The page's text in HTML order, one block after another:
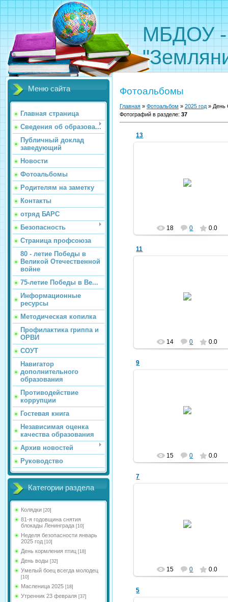
МБДОУ -
Меню сайта
Главная страница
Сведения об образова...
Публичный доклад
заведующий
Новости
Фотоальбомы
Родителям на заметку
Контакты
отряд БАРС
Безопасность
Страница профсоюза
80 - летие Победы в
Великой Отечественной
войне
75-летие Победы в Ве...
Информационные
ресурсы
Методическая копилка
Профилактика гриппа и
ОРВИ
СОУТ
Навигатор
дополнительного
образования
Противодействие
коррупции
Гостевая книга
Независимая оценка
качества образования
Архив новостей
Руководство
Категории раздела
Колядки [20]
81-я годовщина снятия
блокады Ленинграда [10]
Неделя безопасности январь
2025 год [10]
День кормления птиц [18]
День воды [32]
Умелый боец всегда молодец
[10]
Масленица 2025 [18]
Утренник 23 февраля [37]
Фотоальбомы
Главная » Фотоальбом » 2025 год » День
Фотографий в разделе: 37
13
18 0 0.0
11
14 0 0.0
9
15 0 0.0
7
15 0 0.0
5